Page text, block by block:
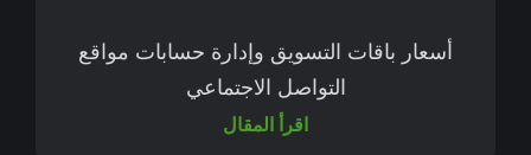
أسعار باقات التسويق وإدارة حسابات مواقع
التواصل الاجتماعي
اقرأ المقال